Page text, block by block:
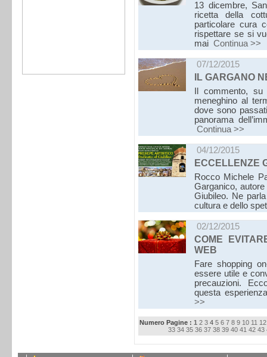
13 dicembre,
ricetta della
particolare cura
rispettare se si
mai Continua >>
07/12/2015
IL GARGANO
Il commento, su
meneghino al
dove sono
panorama
Continua >>
04/12/2015
ECCELLENZE
Rocco Michele
Garganico,
Giubileo. Ne
cultura e dello
02/12/2015
COME
WEB
Fare shopping
essere utile e
precauzioni.
questa
>>
Numero Pagine : 1 2 34 5 6 7 8 9 10 11 12
33 34 35 36 37 38 39 40 41 42 43